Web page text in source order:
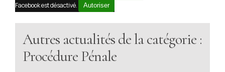
Facebook est désactivé. Autoriser
Autres actualités de la catégorie :
Procédure Pénale